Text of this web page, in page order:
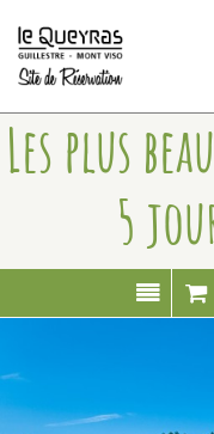
Les plus
5